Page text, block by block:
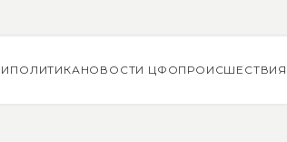
ПОЛИТИКАНОВОСТИ ЦФОПРОИСШЕСТВИЯ